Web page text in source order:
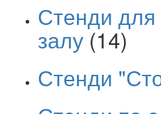
Стенди для
залу(14)
Стенди